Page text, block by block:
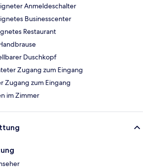
Anmeldeschalter
Businesscenter
Restaurant
Duschkopf
Zugang zum Eingang
Zugang zum Eingang
im Zimmer